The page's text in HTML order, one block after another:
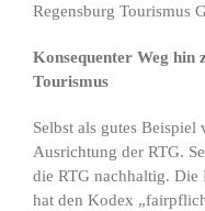
Regensburg Tourismus
Konsequenter Weg hin
Tourismus
Selbst als gutes
Ausrichtung der RTG.
die RTG nachhaltig. Die
hat den Kodex